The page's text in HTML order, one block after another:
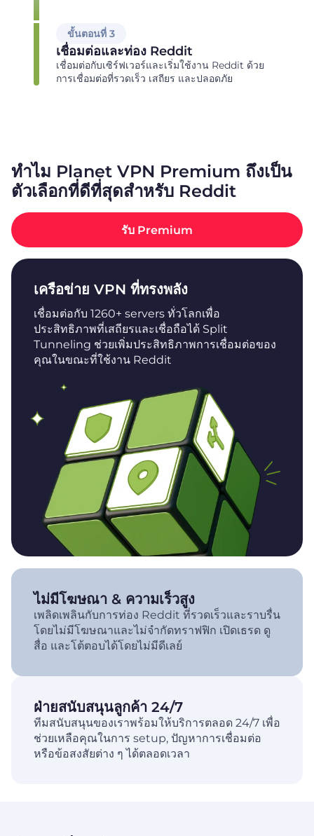
ขั้นตอนที่ 3
เชื่อมต่อและท่อง Reddit
เชื่อมต่อกับเซิร์ฟเวอร์และเริ่มใช้งาน Reddit ด้วย
การเชื่อมต่อที่รวดเร็ว เสถียร และปลอดภัย
ทำไม Planet VPN Premium ถึงเป็น
ตัวเลือกที่ดีที่สุดสำหรับ Reddit
รับ Premium
เครือข่าย VPN ที่ทรงพลัง
เชื่อมต่อกับ 1260+ servers ทั่วโลกเพื่อ
ประสิทธิภาพที่เสถียรและเชื่อถือได้ Split
Tunneling ช่วยเพิ่มประสิทธิภาพการเชื่อมต่อของ
คุณในขณะที่ใช้งาน Reddit
ไม่มีโฆษณา & ความเร็วสูง
เพลิดเพลินกับการท่อง Reddit ที่รวดเร็วและราบรื่น
โดยไม่มีโฆษณาและไม่จำกัดทราฟฟิก เปิดเธรด ดู
สื่อ และโต้ตอบได้โดยไม่มีดีเลย์
ฝ่ายสนับสนุนลูกค้า 24/7
ทีมสนับสนุนของเราพร้อมให้บริการตลอด 24/7 เพื่อ
ช่วยเหลือคุณในการ setup, ปัญหาการเชื่อมต่อ
หรือข้อสงสัยต่าง ๆ ได้ตลอดเวลา